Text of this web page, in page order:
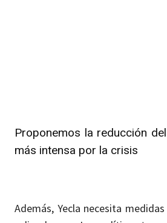
Proponemos la reducción
más intensa por la crisis
Además, Yecla necesita